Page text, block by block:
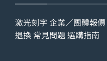
激光刻字 企業／團體報價
退換 常見問題 選購指南